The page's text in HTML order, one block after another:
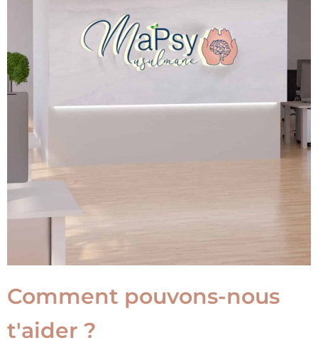
Comment pouvons-nous
t'aider ?